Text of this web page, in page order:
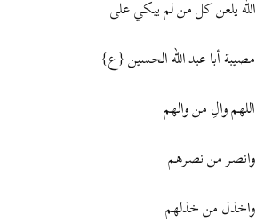
الله يلعن كل من لم يبكي على
مصيبة أبا عبد الله الحسين {ع}
اللهم والِ من والهم
وانصر من نصرهم
واخذل من خذلهم